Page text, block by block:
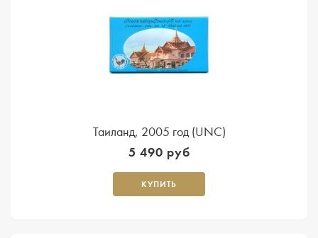
Таиланд, 2005 год (UNC)
5 490 руб
КУПИТЬ